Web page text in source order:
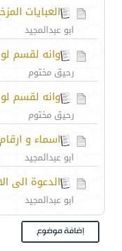
العبايات
ابو عبدالمجيد
وانه لقسم
رحيق مختوم
وانه لقسم
رحيق مختوم
اسماء و
ابو عبدالمجيد
الدعوة الى
ابو عبدالمجيد